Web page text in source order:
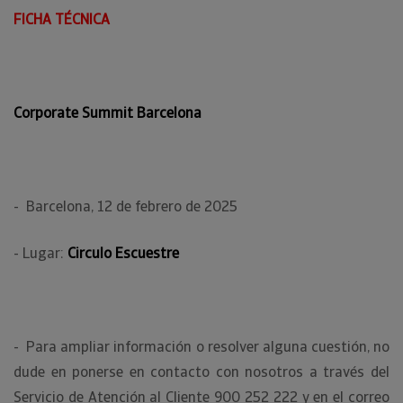
FICHA TÉCNICA
Corporate Summit Barcelona
- Barcelona, 12 de febrero de 2025
- Lugar: Circulo Escuestre
- Para ampliar información o resolver alguna cuestión, no
dude en ponerse en contacto con nosotros a través del
Servicio de Atención al Cliente 900 252 222 y en el correo